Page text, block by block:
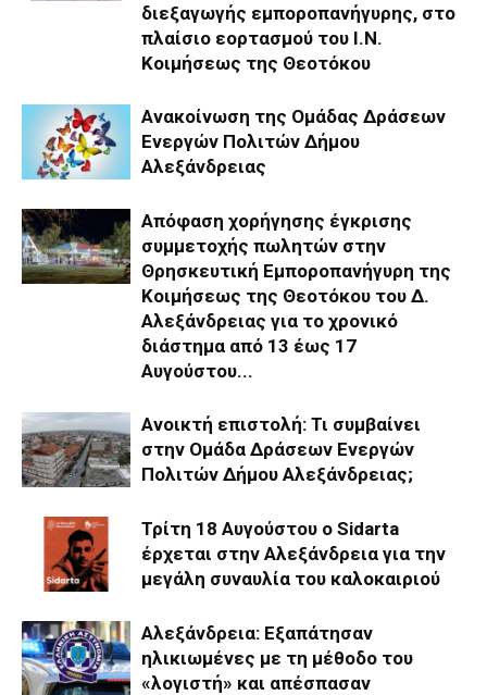
διεξαγωγής εμποροπανήγυρης, στο
πλαίσιο εορτασμού του Ι.Ν.
Κοιμήσεως της Θεοτόκου
Ανακοίνωση της Ομάδας Δράσεων
Ενεργών Πολιτών Δήμου
Αλεξάνδρειας
Απόφαση χορήγησης έγκρισης
συμμετοχής πωλητών στην
Θρησκευτική Εμποροπανήγυρη της
Κοιμήσεως της Θεοτόκου του Δ.
Αλεξάνδρειας για το χρονικό
διάστημα από 13 έως 17
Αυγούστου...
Ανοικτή επιστολή: Τι συμβαίνει
στην Ομάδα Δράσεων Ενεργών
Πολιτών Δήμου Αλεξάνδρειας;
Τρίτη 18 Αυγούστου ο Sidarta
έρχεται στην Αλεξάνδρεια για την
μεγάλη συναυλία του καλοκαιριού
Αλεξάνδρεια: Εξαπάτησαν
ηλικιωμένες με τη μέθοδο του
«λογιστή» και απέσπασαν